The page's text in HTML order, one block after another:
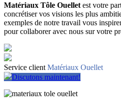
Matériaux Tôle Ouellet est votre
concrétiser vos visions les plus
exemples de notre travail vous
pour collaborer avec nous sur votre
Service client Matériaux Ouellet
Discutons maintenant!